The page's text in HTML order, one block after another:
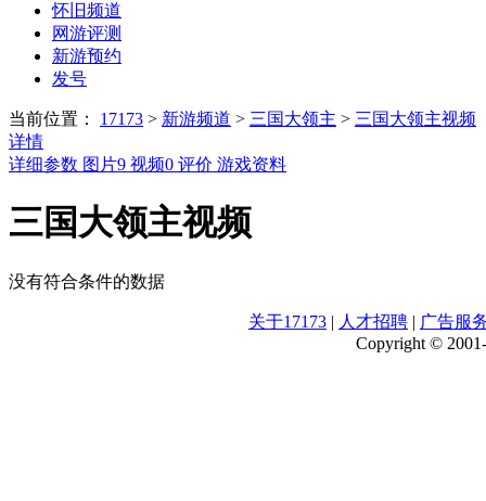
怀旧频道
网游评测
新游预约
发号
当前位置： 17173 > 新游频道 > 三国大领主 > 三国大领主视频
详情
详细参数 图片9 视频0 评价 游戏资料
三国大领主视频
没有符合条件的数据
关于17173 | 人才招聘 | 广告服
Copyright ©